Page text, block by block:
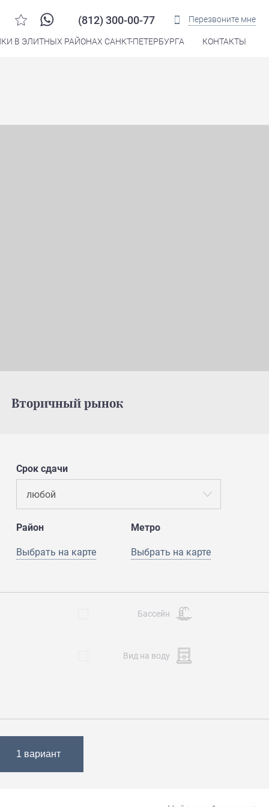
(812) 300-00-77 Перезвоните мне
В ЭЛИТНЫХ РАЙОНАХ САНКТ-ПЕТЕРБУРГА КОНТАКТЫ
Вторичный рынок
Срок сдачи
любой
Район
Выбрать на карте
Метро
Выбрать на карте
Бассейн
Вид на воду
1 вариант
Распечатать